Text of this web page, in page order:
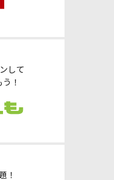
して
！
！